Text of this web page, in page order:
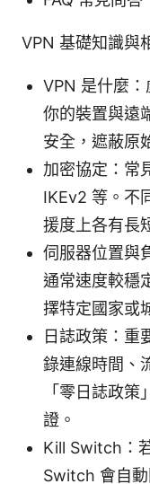
VPN 基礎知識與
VPN 是什麼
你的裝置與遠
安全，遮蔽原
加密協定：常
IKEv2 等。不
援度上各有長
伺服器位置與
通常速度較穩
擇特定國家或
日誌政策：重
錄連線時間、
「零日誌政
證。
Kill Switch：
Switch 會自